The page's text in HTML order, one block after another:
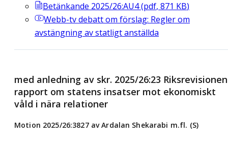
Betänkande 2025/26:AU4(pdf, 871 KB)
Webb-tvdebatt om förslag: Regler om
avstängning av statligt anställda
med anledning av skr. 2025/26:23
rapport om statens insatser mot ekonomiskt
våld i nära relationer
Motion 2025/26:3827 av Ardalan Shekarabi m.fl. (S)